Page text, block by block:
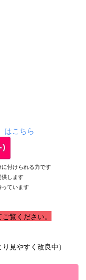
はこちら
付けられる力です
します
ています
覧ください。
見やすく改良中）